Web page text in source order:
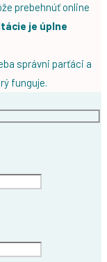
prebehnúť online
je úplne
správni parťáci a
funguje.